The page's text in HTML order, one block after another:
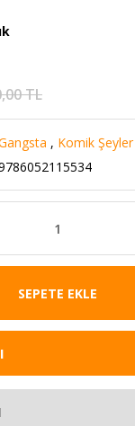
TL
, Komik Şeyler
SEPETE EKLE